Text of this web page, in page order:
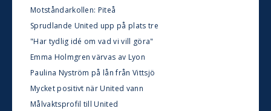
Motståndarkollen: Piteå
Sprudlande United upp på plats tre
"Har tydlig idé om vad vi vill göra"
Emma Holmgren värvas av Lyon
Paulina Nyström på lån från Vittsjö
Mycket positivt när United vann
Målvaktsprofil till United